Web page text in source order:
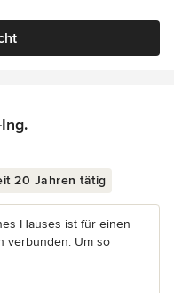
5 Sternen
20 Jahren tätig
Hauses ist für einen
verbunden. Um so